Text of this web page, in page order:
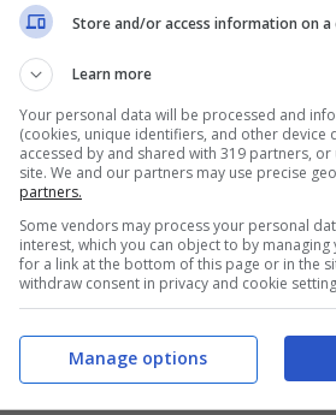
proprietario del Napoli ne
Kvaracon una certezza
chiesto all’amico di poter
per Zac,
Store and/or access information on a
Learn more
Your personal data will be processed and
(cookies, unique identifiers, and other device
accessed by and shared with 319 partners,
site. We and our partners may use precise
partners.
Some vendors may process your personal
interest, which you can object to by
for a link at the bottom of this page or in the
withdraw consent in privacy and cookie
Manage options